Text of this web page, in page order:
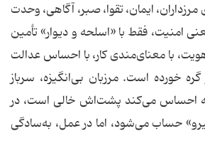
مرزداران، ایمان، تقوا، صبر، آگاهی، وحدت
امنیت، فقط با «اسلحه و دیوار» تأمین
با معنای‌مندی کار، با احساس عدالت
گره خورده است. مرزبان بی‌انگیزه، سرباز
که احساس می‌کند پشت‌اش خالی است، در
حساب می‌شود، اما در عمل، به‌سادگی